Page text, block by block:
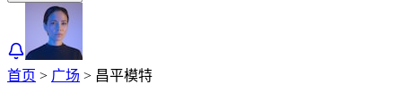
首页 > 广场 > 昌平模特